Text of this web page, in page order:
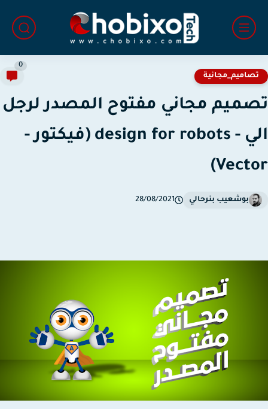
مجاني مفتوح المصدر لرجل
الي - design for robots (فيكتور -
بوشعيب بنرحالي 28/08/2021